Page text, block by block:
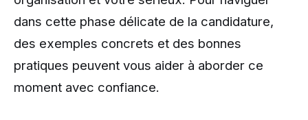
dans cette phase délicate de la candidature,
des exemples concrets et des bonnes
pratiques peuvent vous aider à aborder ce
moment avec confiance.